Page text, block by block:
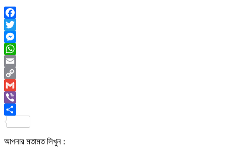
Facebook
Twitter
Messenger
WhatsApp
Email
Copy
Link
Gmail
Viber
আপনার মতামত লিখুন :